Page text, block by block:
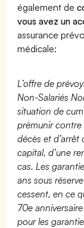
également de
vous avez un
assurance
médicale:
L’offre de
Non-Salariés
situation de
prémunir contre
décès et d’arrêt
capital, d’une
cas. Les
ans sous
cessent, en ce
70e
pour les